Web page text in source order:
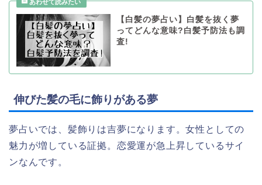
【白髪の夢占い】白髪を抜く夢
ってどんな意味?白髪予防法も調
査!
伸びた髪の毛に飾りがある夢
夢占いでは、髪飾りは吉夢になります。女性としての
魅力が増している証拠。恋愛運が急上昇しているサイ
ンなんです。